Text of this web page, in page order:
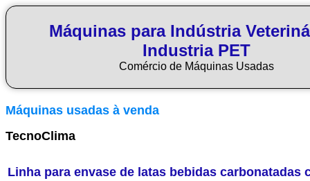
Máquinas para Indústria
Industria PET
Comércio de Máquinas Usadas
Máquinas usadas à venda
TecnoClima
Linha para envase de latas bebidas